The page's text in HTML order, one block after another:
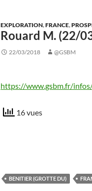
EXPLORATION,FRANCE,
Rouard M. (22/
22/03/2018 @GSBM
https://www.gsbm.fr/
16 vues
BENITIER (GROTTE DU)